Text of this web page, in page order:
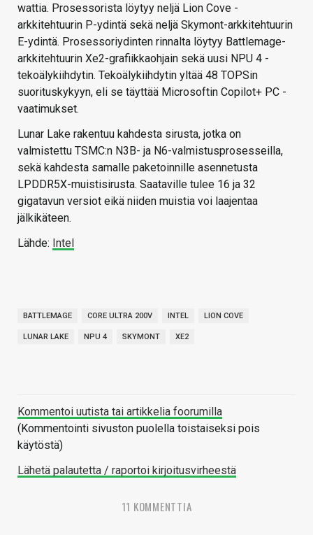
wattia. Prosessorista löytyy neljä Lion Cove -
arkkitehtuurin P-ydintä sekä neljä Skymont-arkkitehtuurin
E-ydintä. Prosessoriydinten rinnalta löytyy Battlemage-
arkkitehtuurin Xe2-grafiikkaohjain sekä uusi NPU 4 -
tekoälykiihdytin. Tekoälykiihdytin yltää 48 TOPSin
suorituskykyyn, eli se täyttää Microsoftin Copilot+ PC -
vaatimukset.
Lunar Lake rakentuu kahdesta sirusta, jotka on
valmistettu TSMC:n N3B- ja N6-valmistusprosesseilla,
sekä kahdesta samalle paketoinnille asennetusta
LPDDR5X-muistisirusta. Saataville tulee 16 ja 32
gigatavun versiot eikä niiden muistia voi laajentaa
jälkikäteen.
Lähde: Intel
BATTLEMAGE CORE ULTRA 200V INTEL LION COVE
LUNAR LAKE NPU 4 SKYMONT XE2
Kommentoi uutista tai artikkelia foorumilla
(Kommentointi sivuston puolella toistaiseksi pois
käytöstä)
Lähetä palautetta / raportoi kirjoitusvirheestä
11 KOMMENTTIA